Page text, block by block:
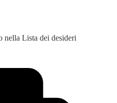
nella Lista dei desideri